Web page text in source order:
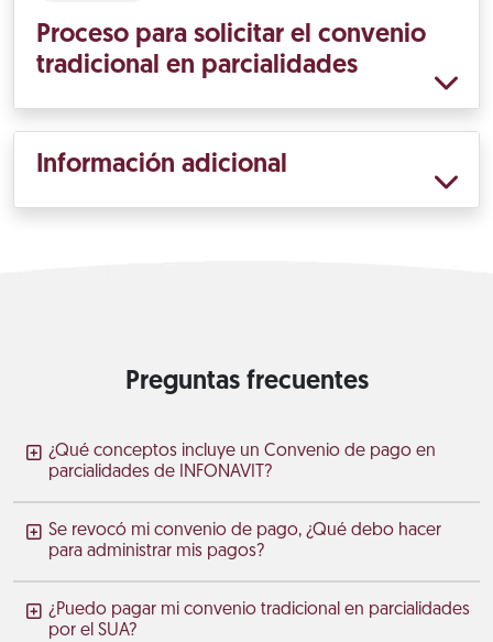
Proceso para solicitar el convenio
tradicional en parcialidades
Información adicional
Preguntas frecuentes
¿Qué conceptos incluye un Convenio de pago en
parcialidades de INFONAVIT?
Se revocó mi convenio de pago, ¿Qué debo hacer
para administrar mis pagos?
¿Puedo pagar mi convenio tradicional en parcialidades
por el SUA?